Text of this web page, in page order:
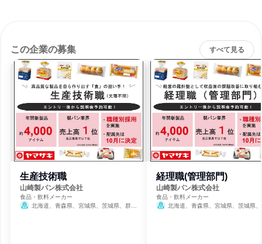
この企業の募集 すべて見る
生産技術職
山崎製パン株式会社
食品・飲料メーカー
北海道、青森県、宮城県、茨城県、群馬
経理職(管理部門)
山崎製パン株式会社
食品・飲料メーカー
北海道、青森県、宮城県、茨城県